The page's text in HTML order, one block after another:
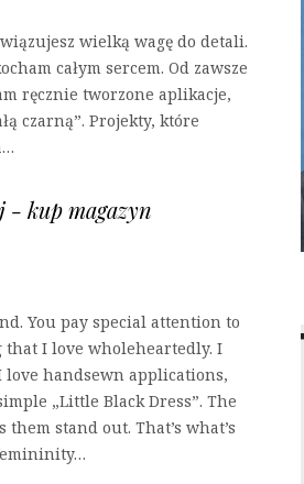
wielką wagę do detali.
całym sercem. Od zawsze
ręcznie tworzone aplikacje,
czarną”. Projekty, które
- kup magazyn
You pay special attention to
I love wholeheartedly. I
handsewn applications,
„Little Black Dress”. The
stand out. That’s what’s